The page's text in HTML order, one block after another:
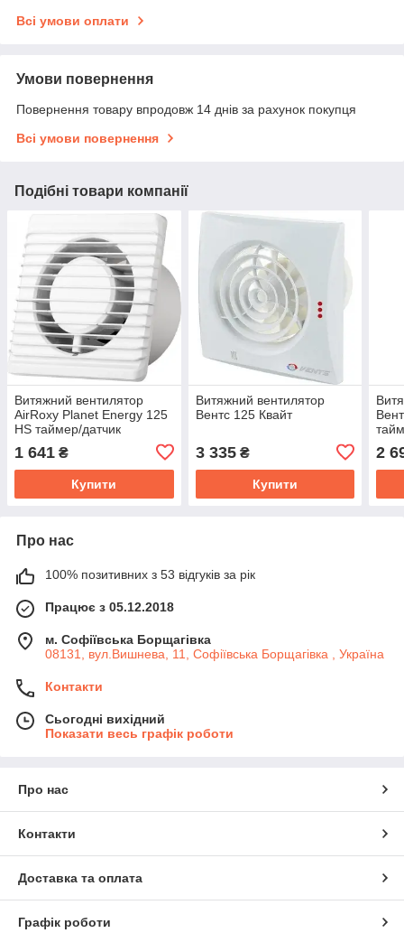
Всі умови оплати
Умови повернення
Повернення товару впродовж 14 днів за рахунок покупця
Всі умови повернення
Подібні товари компанії
Витяжний вентилятор
AirRoxy Planet Energy 125
HS таймер/датчик
вологості 140м³/год 14Вт
1 641 ₴
Купити
Витяжний вентилятор
Вентс 125 Квайт
3 335₴
Купити
2
Про нас
100% позитивних з 53 відгуків за рік
Працює з 05.12.2018
м. Софіївська Борщагівка
08131, вул.Вишнева, 11, Софіївська Борщагівка , Україна
Контакти
Сьогодні вихідний
Показати весь графік роботи
Про нас
Контакти
Доставка та оплата
Графік роботи